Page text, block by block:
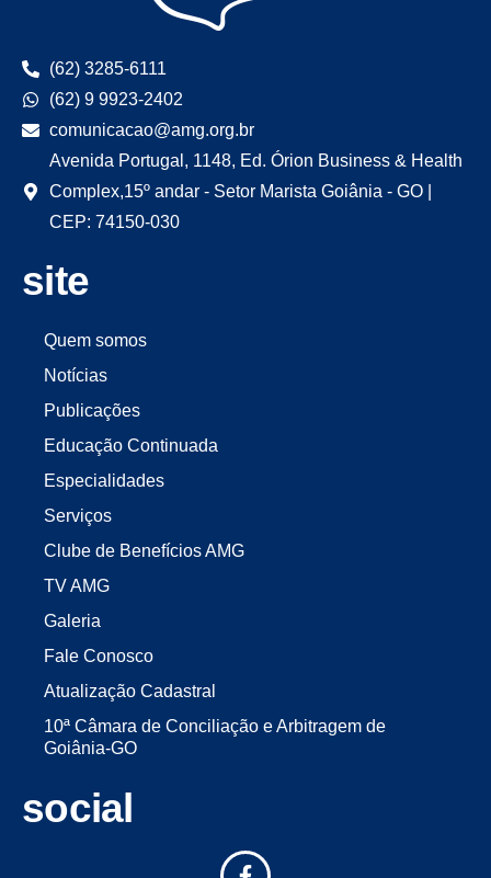
(62) 3285-6111
(62) 9 9923-2402
comunicacao@amg.org.br
Avenida Portugal, 1148, Ed. Órion Business & Health
Complex,15º andar - Setor Marista Goiânia - GO |
CEP: 74150-030
site
Quem somos
Notícias
Publicações
Educação Continuada
Especialidades
Serviços
Clube de Benefícios AMG
TV AMG
Galeria
Fale Conosco
Atualização Cadastral
10ª Câmara de Conciliação e Arbitragem de
Goiânia-GO
social